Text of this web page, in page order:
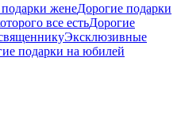
женеДорогие подарки
все естьДорогие
Эксклюзивные
подарки на юбилей